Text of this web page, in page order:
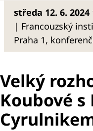
středa 12. 6. 2024
| Francouzský
Praha 1,
Velký
Koubové s